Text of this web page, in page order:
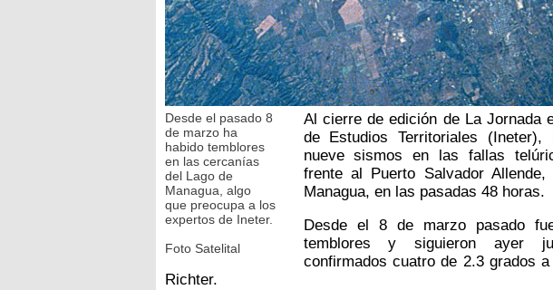
Desde el pasado 8
de marzo ha
habido temblores
en las cercanías
del Lago de
Managua, algo
que preocupa a los
expertos de Ineter.
Foto Satelital
Al cierre de edición de La Jornada
de Estudios Territoriales
nueve sismos en las fallas
frente al Puerto Salvador
Managua, en las pasadas 48 horas.
Desde el 8 de marzo pasado
temblores y siguieron ayer
confirmados cuatro de 2.3 grados
Richter.